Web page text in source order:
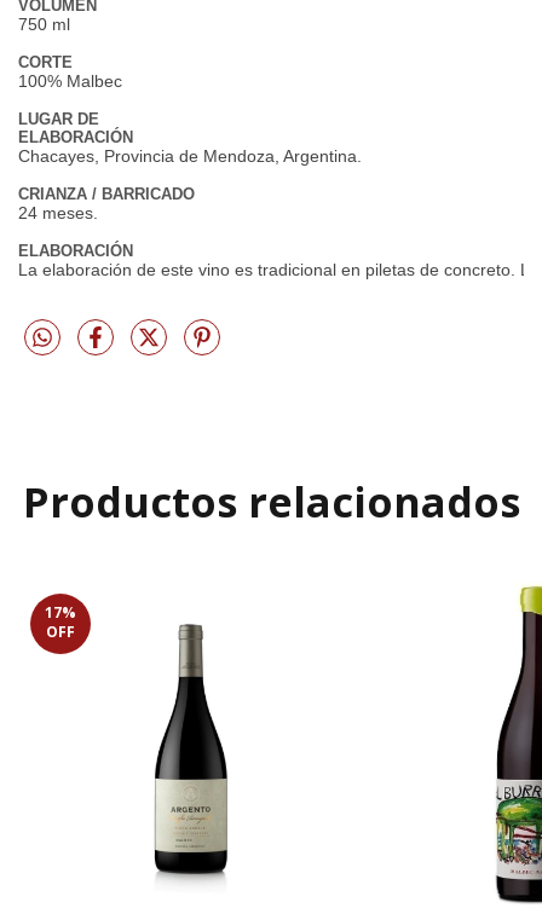
VOLUMEN
750 ml
CORTE
100% Malbec
LUGAR DE
ELABORACIÓN
Chacayes, Provincia de Mendoza, Argentina.
CRIANZA / BARRICADO
24 meses.
ELABORACIÓN
La elaboración de este vino es tradicional en piletas de concreto.
Productos relacionados
17%
OFF